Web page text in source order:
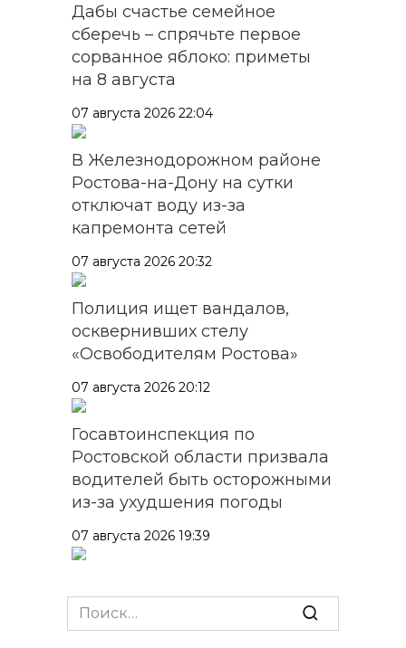
Дабы счастье семейное
сберечь – спрячьте первое
сорванное яблоко: приметы
на 8 августа
07 августа 2026 22:04
В Железнодорожном районе
Ростова-на-Дону на сутки
отключат воду из-за
капремонта сетей
07 августа 2026 20:32
Полиция ищет вандалов,
осквернивших стелу
«Освободителям Ростова»
07 августа 2026 20:12
Госавтоинспекция по
Ростовской области призвала
водителей быть осторожными
из-за ухудшения погоды
07 августа 2026 19:39
и турниры: как в Ростове
отметят День физкультурника
Search
for: